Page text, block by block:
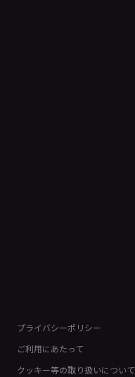
プライバシーポリシー
ご利用にあたって
クッキー等の取り扱いについて